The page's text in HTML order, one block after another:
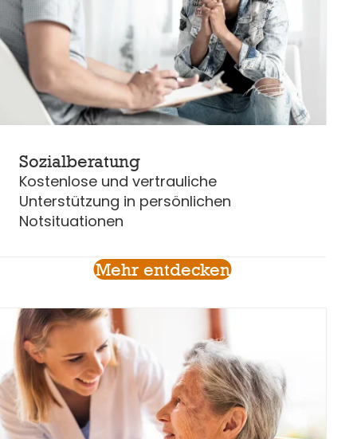
Sozialberatung
Kostenlose und vertrauliche
Unterstützung in persönlichen
Notsituationen
Mehr entdecken